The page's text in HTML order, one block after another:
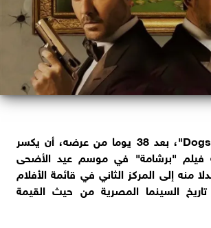
استطاع فيلم "7 Dogs"، بعد 38 يوما من عرضه، أن يكسر
فيلم "برشامة" في موسم عيد الأضحى
منه إلى المركز الثاني في قائمة الأفلام
تاريخ السينما المصرية من حيث القيمة